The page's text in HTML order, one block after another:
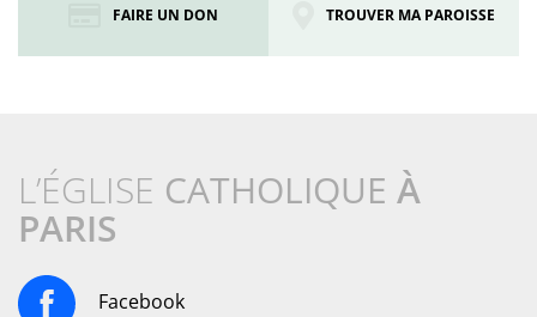
FAIRE UN DON TROUVER MA PAROISSE
L’ÉGLISE CATHOLIQUE À
PARIS
Facebook